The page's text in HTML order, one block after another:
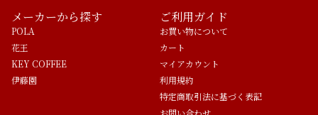
メーカーから探す
POLA
花王
KEY COFFEE
伊藤園
ご利用ガイド
お買い物について
カート
マイアカウント
利用規約
特定商取引法に基づく表記
お問い合わせ